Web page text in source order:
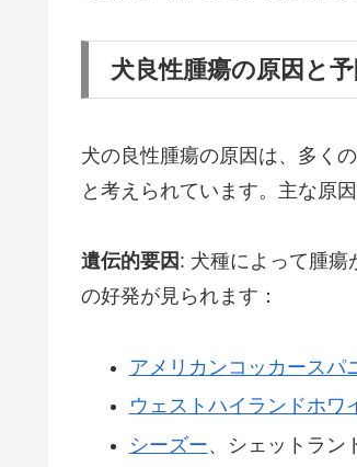
犬良性腫瘍の原因と
犬の良性腫瘍の原因は、多く
と考えられています。主な原
遺伝的要因 : 犬種によって腫瘍
の好発が見られます：
アメリカンコッカー スパ
ウェストハイランドホワ
シーズー、シェットラン